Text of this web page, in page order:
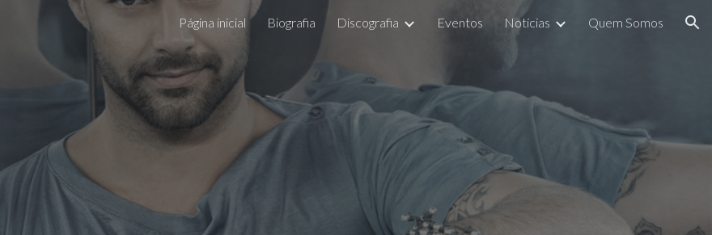
to main content Skip to navigation
Página inicial Biografia Discografia Eventos Notícias Quem Somos